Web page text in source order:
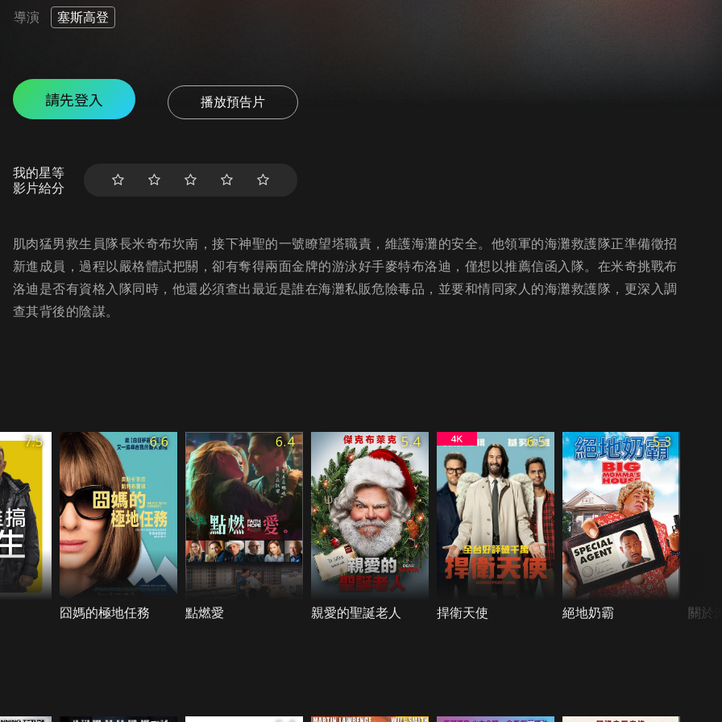
導演 塞斯高登
請先登入 播放預告片
我的星等
影片給分
肌肉猛男救生員隊長米奇布坎南，接下神聖的一號瞭望塔職責，維護海灘的安全。他領軍的海灘救護隊正準備徵招
新進成員，過程以嚴格體試把關，卻有奪得兩面金牌的游泳好手麥特布洛迪，僅想以推薦信函入隊。在米奇挑戰布
洛迪是否有資格入隊同時，他還必須查出最近是誰在海灘私販危險毒品，並要和情同家人的海灘救護隊，更深入調
查其背後的陰謀。
7.5 6.6
囧媽的極地任務
6.4
點燃愛
5.4
親愛的聖誕老人
6.5
捍衛天使
5.3
絕地奶霸 關於